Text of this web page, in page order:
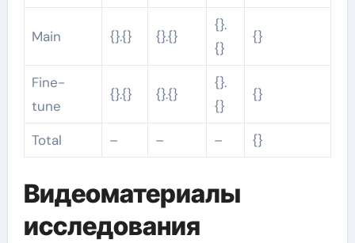
Main {}.{} {}.{}
{}.
{}
{}
Fine-
tune
{}.{} {}.{}
{}.
{}
{}
Total – – – {}
Видеоматериалы
исследования